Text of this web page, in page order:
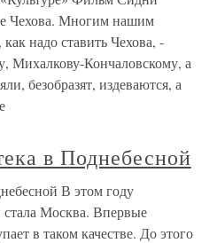
Чехова. Многим нашим
надо ставить Чехова, -
Михалкову-Кончаловскому, а
безобразят, издеваются, а
в Поднебесной
В этом году
Москва. Впервые
в таком качестве. До этого